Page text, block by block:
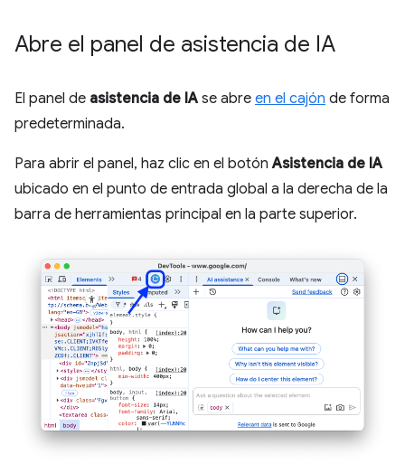
Abre el panel de asistencia de IA
El panel de asistencia de IA se abre en el cajón de forma
predeterminada.
Para abrir el panel, haz clic en el botónAsistencia de IA
ubicado en el punto de entrada global a la derecha de la
barra de herramientas principal en la parte superior.